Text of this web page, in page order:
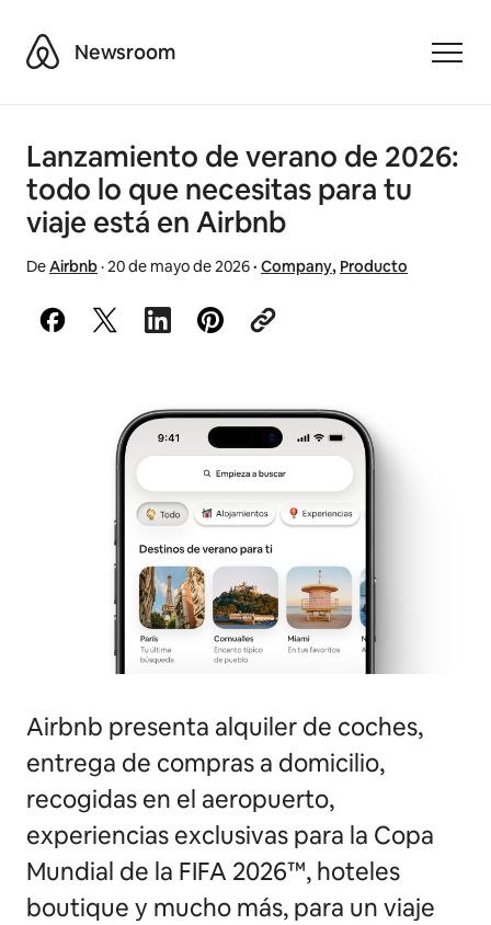
AirbnbNewsroom
Lanzamiento de verano de 2026:
todo lo que necesitas para tu
viaje está en Airbnb
DeAirbnb·20 de mayo de 2026· Company, Producto
Airbnb presenta alquiler de coches,
entrega de compras a domicilio,
recogidas en el aeropuerto,
experiencias exclusivas para la Copa
Mundial de la FIFA 2026™, hoteles
boutique y mucho más, para un viaje